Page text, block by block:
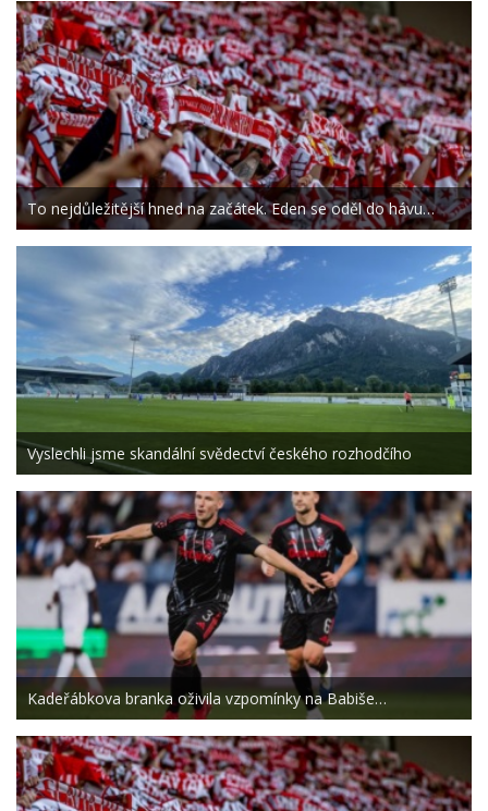
To nejdůležitější hned na začátek. Eden se oděl do hávu…
Vyslechli jsme skandální svědectví českého rozhodčího
Kadeřábkova branka oživila vzpomínky na Babiše…